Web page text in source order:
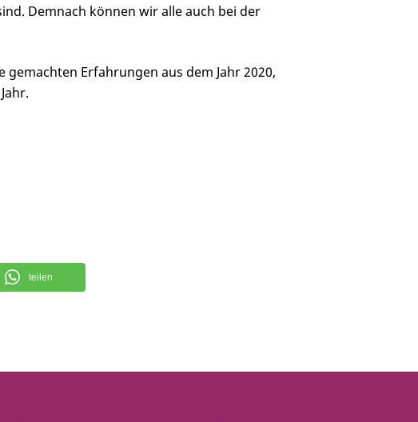
Demnach können wir alle auch bei der
Erfahrungen aus dem Jahr 2020,
teilen